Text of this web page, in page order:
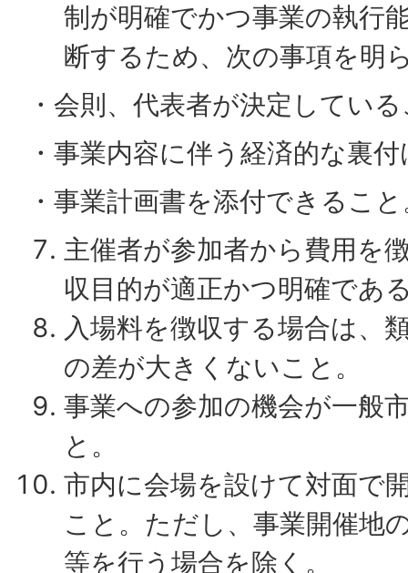
制が明確でかつ事業の執行
断するため、次の事項を明
・会則、代表者が決定してい
・事業内容に伴う経済的な裏
・事業計画書を添付できるこ
主催者が参加者から費用を
収目的が適正かつ明確であ
入場料を徴収する場合は、
の差が大きくないこと。
事業への参加の機会が一般
と。
市内に会場を設けて対面で
こと。ただし、事業開催地
等を行う場合を除く。